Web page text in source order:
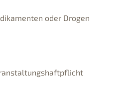
oder Drogen